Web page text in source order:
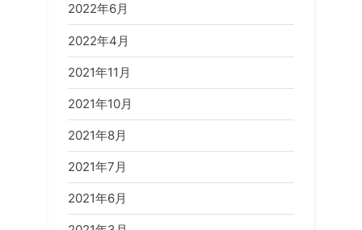
2022年6月
2022年4月
2021年11月
2021年10月
2021年8月
2021年7月
2021年6月